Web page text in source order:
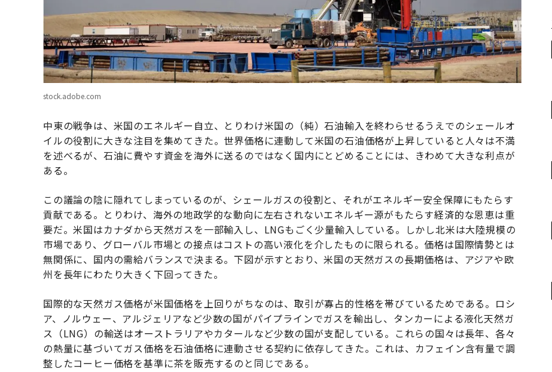
stock.adobe.com
中東の戦争は、米国のエネルギー自立、とりわけ米国の（純）石油輸入を終わらせるうえでのシェールオ
イルの役割に大きな注目を集めてきた。世界価格に連動して米国の石油価格が上昇していると人々は不満
を述べるが、石油に費やす資金を海外に送るのではなく国内にとどめることには、きわめて大きな利点が
ある。
この議論の陰に隠れてしまっているのが、シェールガスの役割と、それがエネルギー安全保障にもたらす
貢献である。とりわけ、海外の地政学的な動向に左右されないエネルギー源がもたらす経済的な恩恵は重
要だ。米国はカナダから天然ガスを一部輸入し、LNGもごく少量輸入している。しかし北米は大陸規模の
市場であり、グローバル市場との接点はコストの高い液化を介したものに限られる。価格は国際情勢とは
無関係に、国内の需給バランスで決まる。下図が示すとおり、米国の天然ガスの長期価格は、アジアや欧
州を長年にわたり大きく下回ってきた。
国際的な天然ガス価格が米国価格を上回りがちなのは、取引が寡占的性格を帯びているためである。ロシ
ア、ノルウェー、アルジェリアなど少数の国がパイプラインでガスを輸出し、タンカーによる液化天然ガ
ス（LNG）の輸送はオーストラリアやカタールなど少数の国が支配している。これらの国々は長年、各々
の熱量に基づいてガス価格を石油価格に連動させる契約に依存してきた。これは、カフェイン含有量で調
整したコーヒー価格を基準に茶を販売するのと同じである。